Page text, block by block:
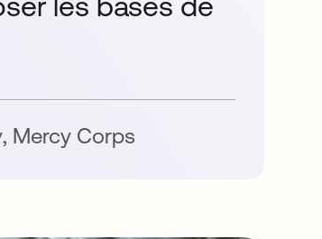
, Mercy Corps